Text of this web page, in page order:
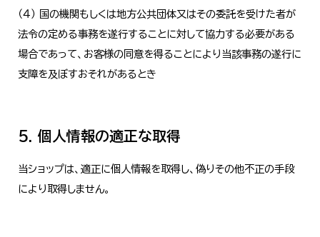
（４） 国の機関もしくは地方公共団体又はその委託を受けた者が
法令の定める事務を遂行することに対して協力する必要がある
場合であって、お客様の同意を得ることにより当該事務の遂行に
支障を及ぼすおそれがあるとき
5. 個人情報の適正な取得
当ショップは、適正に個人情報を取得し、偽りその他不正の手段
により取得しません。